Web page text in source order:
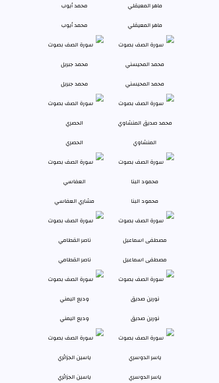
ماهر المعيقلي محمد أيوب
محمد المحيسني محمد جبريل
المنشاوي الحصري
محمود البنا مشاري العفاسي
مصطفى اسماعيل ناصر القطامي
نورين صديق وديع اليمني
ياسر الدوسري ياسين الجزائري